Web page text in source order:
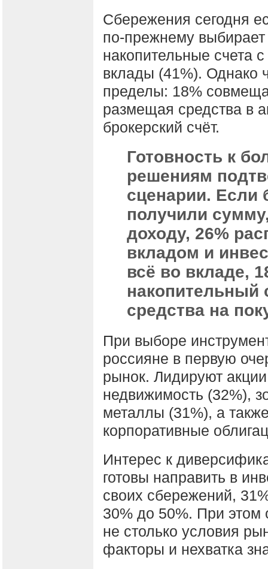
Сбережения сегодня
по-прежнему
накопительные счета
вклады (41%). Однако
пределы: 18%
размещая средства в
брокерский счёт.
Готовность к
решениям
сценарии. Если
получили
доходу, 26%
вкладом и
всё во вкладе,
накопительный
средства на
При выборе
россияне в первую
рынок. Лидируют
недвижимость (32%),
металлы (31%), а
корпоративные
Интерес к
готовы направить в
своих сбережений,
30% до 50%. При этом
не столько условия
факторы и нехватка